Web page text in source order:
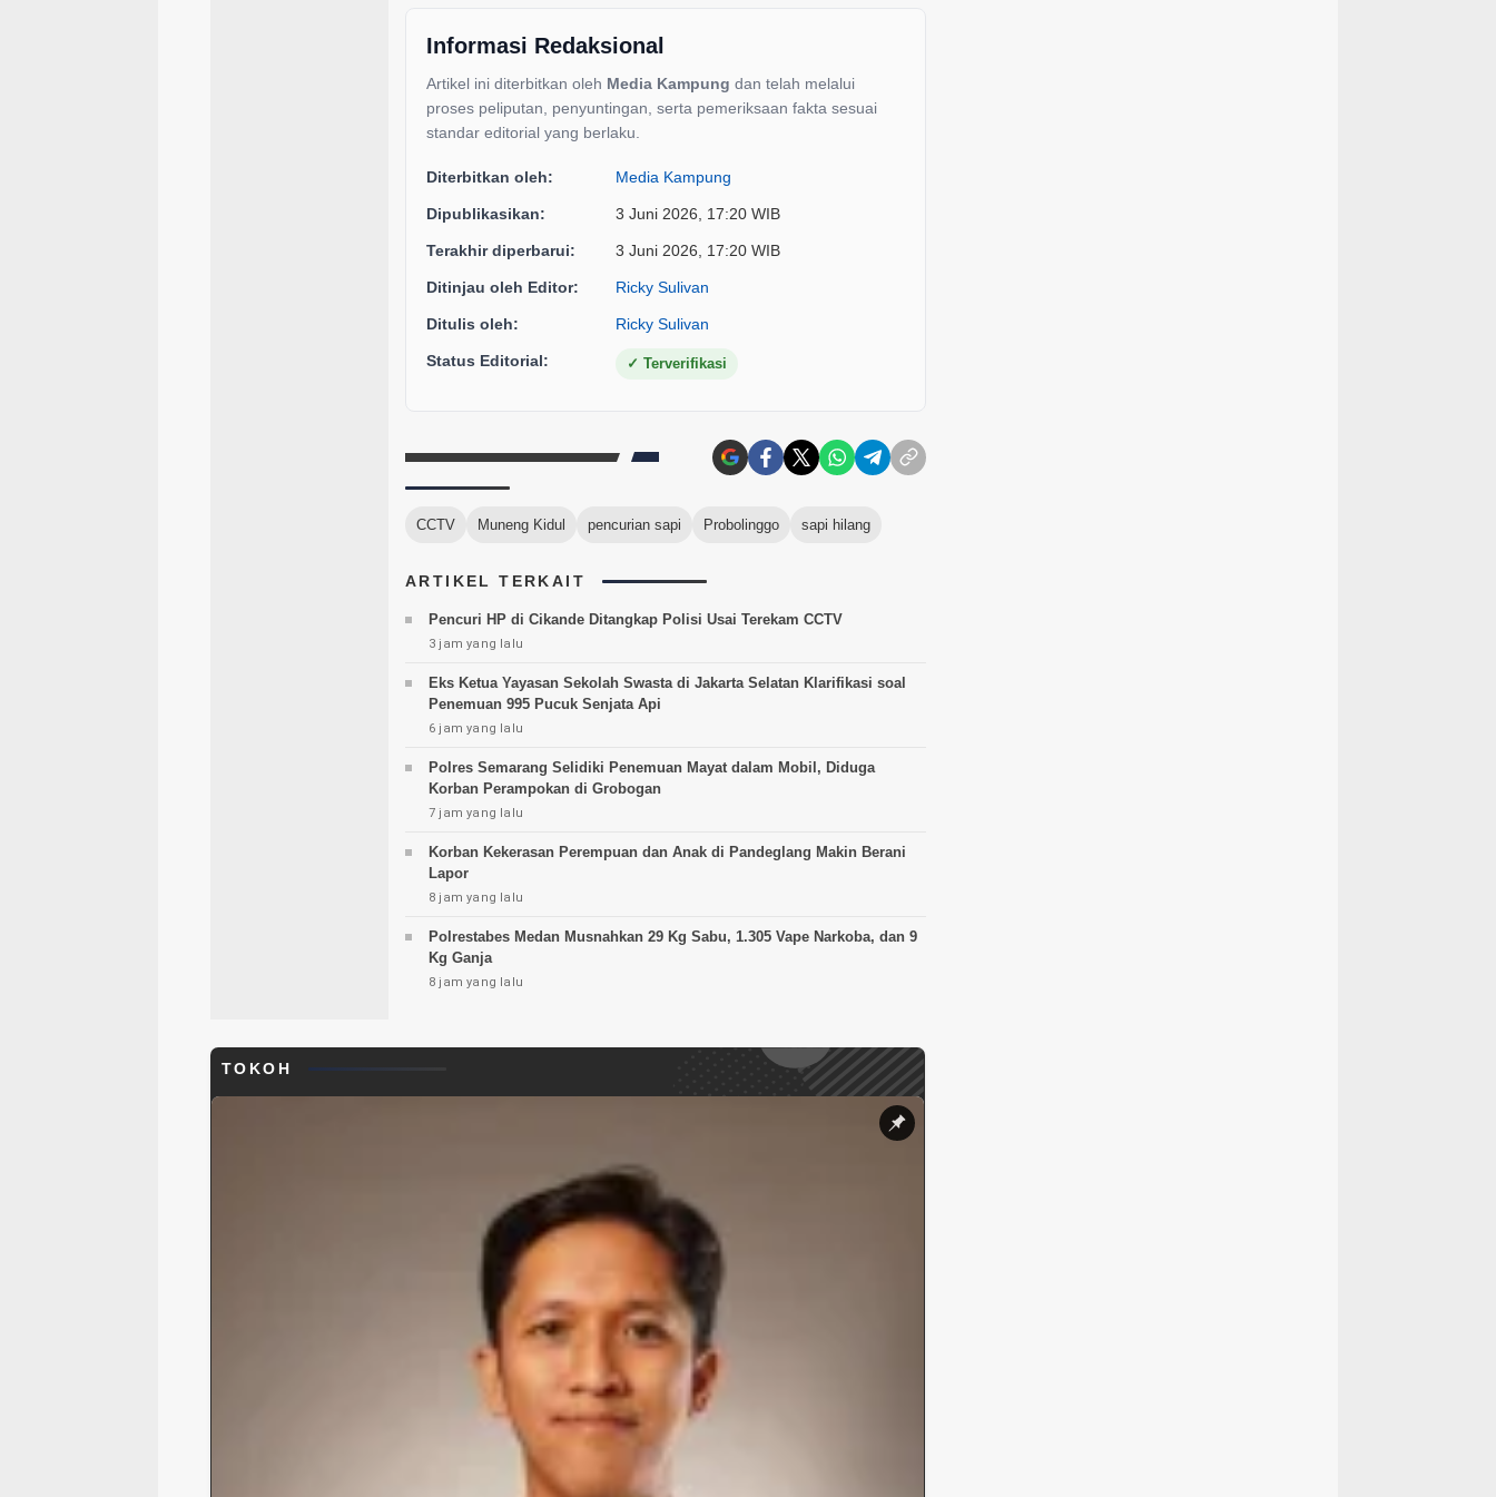
Informasi Redaksional
Artikel ini diterbitkan oleh Media Kampung dan telah melalui
proses peliputan, penyuntingan, serta pemeriksaan fakta sesuai
standar editorial yang berlaku.
Diterbitkan oleh: Media Kampung
Dipublikasikan: 3 Juni 2026, 17:20 WIB
Terakhir diperbarui: 3 Juni 2026, 17:20 WIB
Ditinjau oleh Editor: Ricky Sulivan
Ditulis oleh: Ricky Sulivan
Status Editorial: ✓ Terverifikasi
CCTV Muneng Kidul pencurian sapi Probolinggo sapi hilang
ARTIKEL TERKAIT
Pencuri HP di Cikande Ditangkap Polisi Usai Terekam CCTV
3 jam yang lalu
Eks Ketua Yayasan Sekolah Swasta di Jakarta Selatan Klarifikasi soal
Penemuan 995 Pucuk Senjata Api
6 jam yang lalu
Polres Semarang Selidiki Penemuan Mayat dalam Mobil, Diduga
Korban Perampokan di Grobogan
7 jam yang lalu
Korban Kekerasan Perempuan dan Anak di Pandeglang Makin Berani
Lapor
8 jam yang lalu
Polrestabes Medan Musnahkan 29 Kg Sabu, 1.305 Vape Narkoba, dan 9
Kg Ganja
8 jam yang lalu
TOKOH